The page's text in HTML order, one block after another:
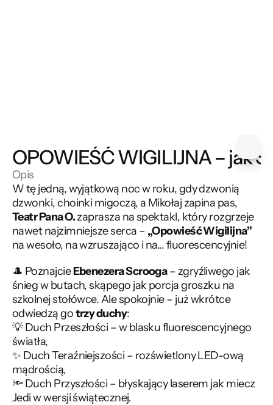
OPOWIEŚĆ WIGILIJNA – jak
Opis
W tę jedną, wyjątkową noc w roku, gdy dzwonią
Teatr Pana O. zaprasza na spektakl, który rozgrzeje
nawet najzimniejsze serca – „Opowieść Wigilijna”
na wesoło, na wzruszająco i na... fluorescencyjnie!
🎩 Poznajcie Ebenezera Scrooga – zgryźliwego jak
śnieg w butach, skąpego jak porcja groszku na
szkolnej stołówce. Ale spokojnie – już wkrótce
odwiedzą go trzy duchy:
💡 Duch Przeszłości – w blasku fluorescencyjnego
światła,
✨ Duch Teraźniejszości – rozświetlony LED-ową
mądrością,
🔦 Duch Przyszłości – błyskający laserem jak miecz
Jedi w wersji świątecznej.